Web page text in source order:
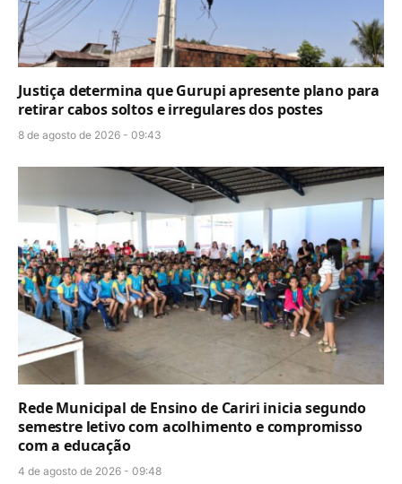
Justiça determina que Gurupi apresente plano para
retirar cabos soltos e irregulares dos postes
8 de agosto de 2026 - 09:43
Rede Municipal de Ensino de Cariri inicia segundo
semestre letivo com acolhimento e compromisso
com a educação
4 de agosto de 2026 - 09:48